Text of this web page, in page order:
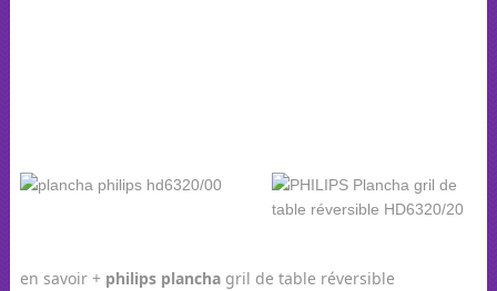
en savoir + philips planchagril de table réversible